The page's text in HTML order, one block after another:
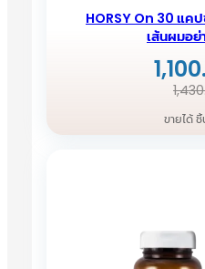
HORSY On 30 แค
เส้นผมอย่
ขายได้